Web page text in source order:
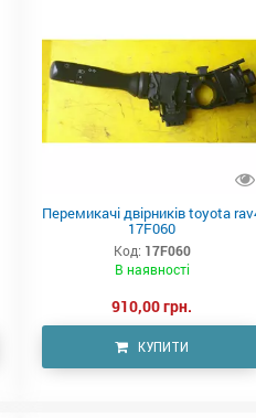
Перемикачі двірників toyota
17F060
Код: 17F060
В наявності
910,00 грн.
КУПИТИ